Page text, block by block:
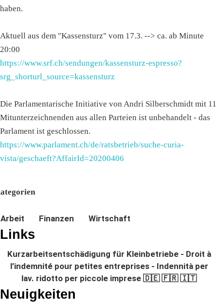
haben.
Aktuell aus dem "Kassensturz" vom 17.3. --> ca. ab Minute
20:00
https://www.srf.ch/sendungen/kassensturz-espresso?
srg_shorturl_source=kassensturz
Die Parlamentarische Initiative von Andri Silberschmidt mit 11
Mitunterzeichnenden aus allen Parteien ist unbehandelt - das
Parlament ist geschlossen.
https://www.parlament.ch/de/ratsbetrieb/suche-curia-
vista/geschaeft?AffairId=20200406
Arbeit Finanzen Wirtschaft
Links
Kurzarbeitsentschädigung für Kleinbetriebe - Droit à
l’indemnité pour petites entreprises - Indennità per
lav. ridotto per piccole imprese 🇩🇪 🇫🇷 🇮🇹
Neuigkeiten